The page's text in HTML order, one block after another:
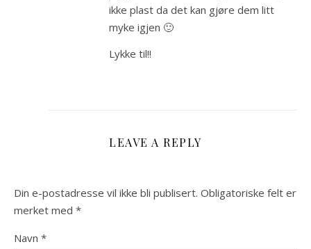
ikke plast da det kan gjøre dem litt
myke igjen 🙂
Lykke til!!
LEAVE A REPLY
Din e-postadresse vil ikke bli publisert. Obligatoriske felt er
merket med *
Navn *